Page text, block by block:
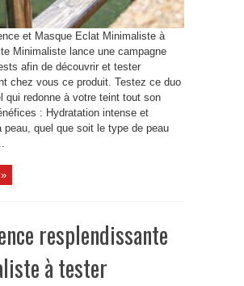
et Masque Eclat Minimaliste à
Minimaliste lance une campagne
afin de découvrir et tester
chez vous ce produit. Testez ce duo
qui redonne à votre teint tout son
: Hydratation intense et
peau, quel que soit le type de peau
resplendissante
à tester